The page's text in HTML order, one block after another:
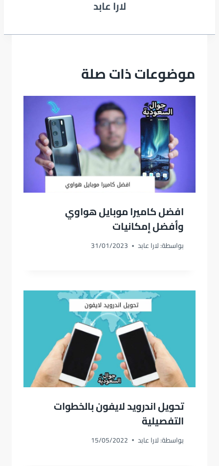
لارا عابد
موضوعات ذات صلة
افضل كاميرا موبايل هواوي
وأفضل إمكانيات
بواسطة:لارا عابد 31/01/2023
تحويل اندرويد لايفون بالخطوات
التفصيلية
بواسطة:لارا عابد 15/05/2022